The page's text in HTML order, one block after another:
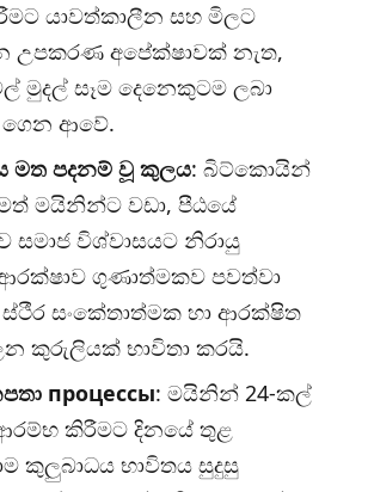
යාවත්කාලීන සහ මිලට
උපකරණ අපේක්ෂාවක් නැත,
මුදල් සෑම දෙනෙකුටම ලබා
ආවේ.
මත පදනම් වූ කුලය: බිට්කොයින්
මයිනින්ට වඩා, පීඨයේ
සමාජ විශ්වාසයට නිරායු
ගුණාත්මකව පවත්වා
සංකේතාත්මක හා ආරක්ෂිත
කුරුලියක් භාවිතා කරයි.
процессы: මයිනින් 24-කල්
කිරීමට දිනයේ තුළ
කුලුබාධය භාවිතය සුදුසු